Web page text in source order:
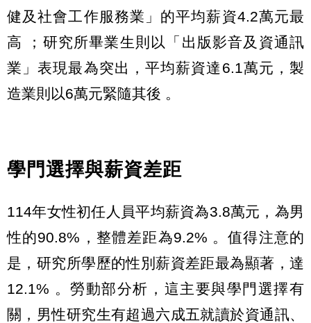
健及社會工作服務業」的平均薪資4.2萬元最
高 ；研究所畢業生則以「出版影音及資通訊
業」表現最為突出，平均薪資達6.1萬元，製
造業則以6萬元緊隨其後 。
學門選擇與薪資差距
114年女性初任人員平均薪資為3.8萬元，為男
性的90.8%，整體差距為9.2% 。值得注意的
是，研究所學歷的性別薪資差距最為顯著，達
12.1% 。勞動部分析，這主要與學門選擇有
關，男性研究生有超過六成五就讀於資通訊、